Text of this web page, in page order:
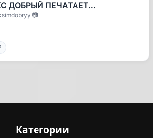
ДОБРЫЙ ПЕЧАТАЕТ...
📷
Категории